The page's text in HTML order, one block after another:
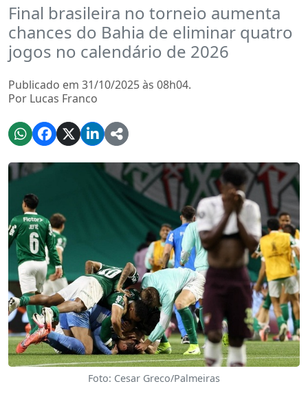
Final brasileira no torneio aumenta
chances do Bahia de eliminar quatro
jogos no calendário de 2026
Publicado em 31/10/2025 às 08h04.
Por Lucas Franco
Foto: Cesar Greco/Palmeiras